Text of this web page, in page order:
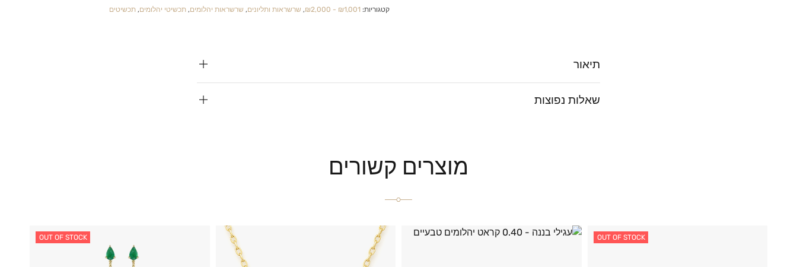
קטגוריות: ₪1,001 - ₪2,000
, שרשראות ותליונים, שרשראות יהלומים, תכשיטי יהלומים, תכשיטים
תיאור
שאלות נפוצות
מוצרים קשורים
OUT OF STOCK
OUT OF STOCK